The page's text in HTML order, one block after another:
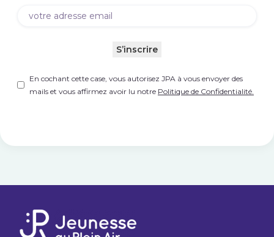
Untitled(Nécessaire)
En cochant cette case, vous autorisez JPA à vous envoyer des
mails et vous affirmez avoir lu notre Politique de Confidentialité.
Email(Nécessaire)
S’inscrire